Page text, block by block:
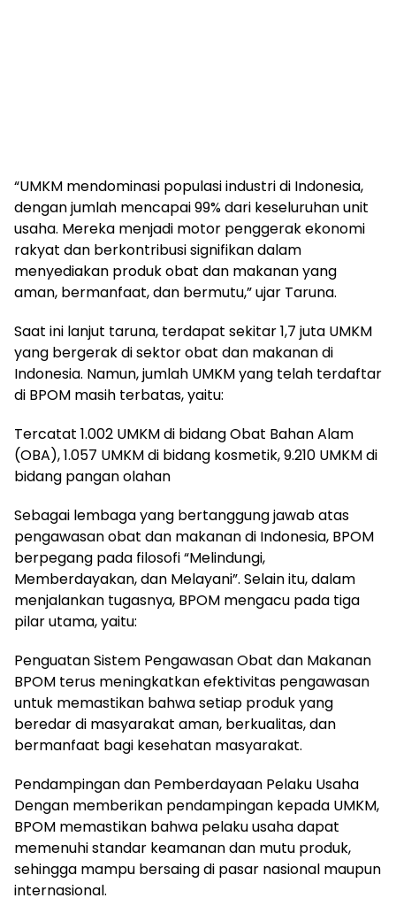
“UMKM mendominasi populasi industri di Indonesia,
dengan jumlah mencapai 99% dari keseluruhan unit
usaha. Mereka menjadi motor penggerak ekonomi
rakyat dan berkontribusi signifikan dalam
menyediakan produk obat dan makanan yang
aman, bermanfaat, dan bermutu,” ujar Taruna.
Saat ini lanjut taruna, terdapat sekitar 1,7 juta UMKM
yang bergerak di sektor obat dan makanan di
Indonesia. Namun, jumlah UMKM yang telah terdaftar
di BPOM masih terbatas, yaitu:
Tercatat 1.002 UMKM di bidang Obat Bahan Alam
(OBA), 1.057 UMKM di bidang kosmetik, 9.210 UMKM di
bidang pangan olahan
Sebagai lembaga yang bertanggung jawab atas
pengawasan obat dan makanan di Indonesia, BPOM
berpegang pada filosofi “Melindungi,
Memberdayakan, dan Melayani”. Selain itu, dalam
menjalankan tugasnya, BPOM mengacu pada tiga
pilar utama, yaitu:
Penguatan Sistem Pengawasan Obat dan Makanan
BPOM terus meningkatkan efektivitas pengawasan
untuk memastikan bahwa setiap produk yang
beredar di masyarakat aman, berkualitas, dan
bermanfaat bagi kesehatan masyarakat.
Pendampingan dan Pemberdayaan Pelaku Usaha
Dengan memberikan pendampingan kepada UMKM,
BPOM memastikan bahwa pelaku usaha dapat
memenuhi standar keamanan dan mutu produk,
sehingga mampu bersaing di pasar nasional maupun
internasional.